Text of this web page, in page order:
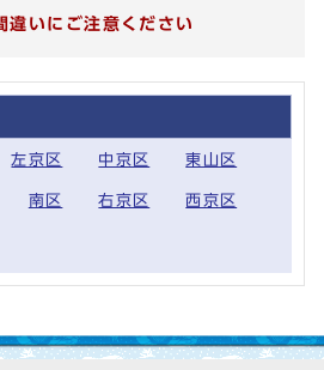
違いにご注意ください
左京区 中京区 東山区
南区 右京区 西京区